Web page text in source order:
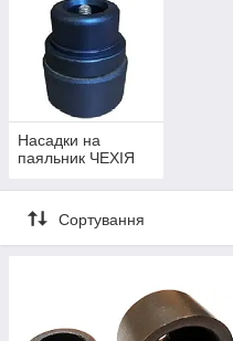
Насадки на
паяльник ЧЕХІЯ
Сортування